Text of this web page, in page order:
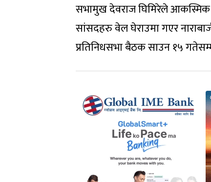
सभामुख देवराज घिमिरेले
सांसदहरु वेल घेराउमा गएर
प्रतिनिधसभा बैठक साउन १५